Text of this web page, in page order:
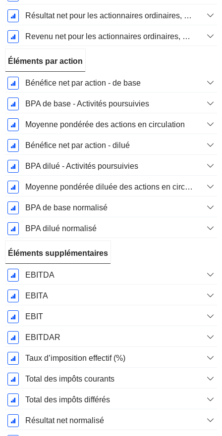
Résultat net pour les actionnaires ordinaires, éléments exceptionnels inclus.
Revenu net pour les actionnaires ordinaires, hors éléments exceptionnelsRésultat net pour les actionnaires ordinaires, éléments exceptionnels exclus.
Éléments par action
Bénéfice net par action - de base
BPA de base - Activités poursuivies
Moyenne pondérée des actions en circulation
Bénéfice net par action - dilué
BPA dilué - Activités poursuivies
Moyenne pondérée diluée des actions en circulation
BPA de base normalisé
BPA dilué normalisé
Éléments supplémentaires
EBITDA
EBITA
EBIT
EBITDAR
Taux d’imposition effectif (%)
Total des impôts courants
Total des impôts différés
Résultat net normalisé